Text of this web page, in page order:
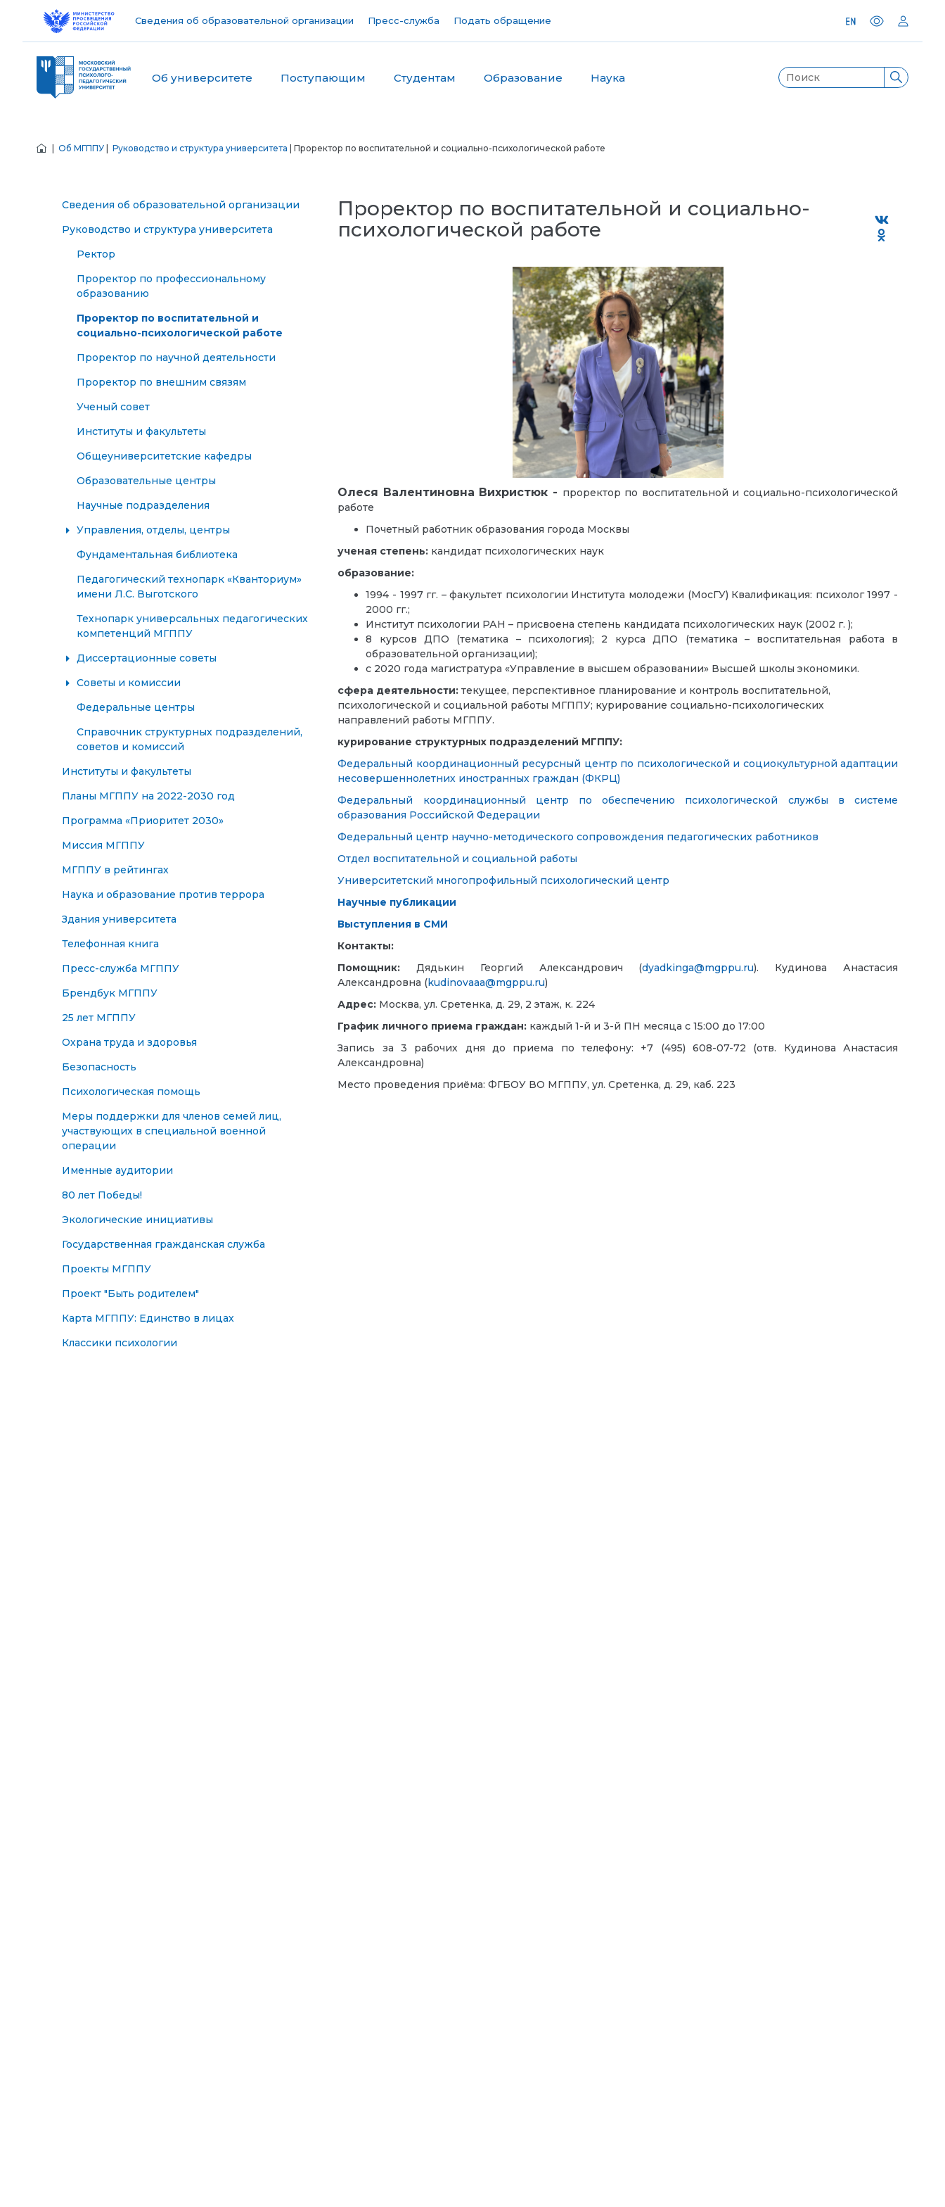
Сведения об образовательной организации Пресс-служба Подать обращение
Об университете Поступающим Студентам Образование Наука
Об МГППУ Руководство и структура университета | Проректор по воспитательной и социально-психологической работе
Проректор по воспитательной и социально-
психологической работе
Олеся Валентиновна Вихристюк - проректор по воспитательной и социально-психологической
работе
Почетный работник образования города Москвы
ученая степень: кандидат психологических наук
образование:
1994 - 1997 гг. – факультет психологии Института молодежи (МосГУ) Квалификация: психолог 1997 -
2000 гг.;
Институт психологии РАН – присвоена степень кандидата психологических наук (2002 г. );
8 курсов ДПО (тематика – психология); 2 курса ДПО (тематика – воспитательная работа в
образовательной организации);
с 2020 года магистратура «Управление в высшем образовании» Высшей школы экономики.
сфера деятельности:текущее, перспективное планирование и контроль воспитательной,
психологической и социальной работы МГППУ; курирование социально-психологических
направлений работы МГППУ.
курирование структурных подразделений МГППУ:
Федеральный координационный ресурсный центр по психологической и социокультурной адаптации
несовершеннолетних иностранных граждан (ФКРЦ)
Федеральный координационный центр по обеспечению психологической службы в системе
образования Российской Федерации
Федеральный центр научно-методического сопровождения педагогических работников
Отдел воспитательной и социальной работы
Университетский многопрофильный психологический центр
Научные публикации
Выступления в СМИ
Контакты:
Помощник:Дядькин Георгий Александрович (dyadkinga@mgppu.ru). Кудинова Анастасия
Александровна (kudinovaaa@mgppu.ru)
Адрес: Москва, ул. Сретенка, д. 29, 2 этаж, к. 224
График личного приема граждан: каждый 1-й и 3-й ПН месяца с 15:00 до 17:00
Запись за 3 рабочих дня до приема по телефону: +7 (495) 608-07-72 (отв. Кудинова Анастасия
Александровна)
Место проведения приёма:ФГБОУ ВО МГППУ, ул. Сретенка, д. 29, каб. 223
Сведения об образовательной организации
Руководство и структура университета
Ректор
Проректор по профессиональному
образованию
Проректор по воспитательной и
социально-психологической работе
Проректор по научной деятельности
Проректор по внешним связям
Ученый совет
Институты и факультеты
Общеуниверситетские кафедры
Образовательные центры
Научные подразделения
Управления, отделы, центры
Фундаментальная библиотека
Педагогический технопарк «Кванториум»
имени Л.С. Выготского
Технопарк универсальных педагогических
компетенций МГППУ
Диссертационные советы
Советы и комиссии
Федеральные центры
Справочник структурных подразделений,
советов и комиссий
Институты и факультеты
Планы МГППУ на 2022-2030 год
Программа «Приоритет 2030»
Миссия МГППУ
МГППУ в рейтингах
Наука и образование против террора
Здания университета
Телефонная книга
Пресс-служба МГППУ
Брендбук МГППУ
25 лет МГППУ
Охрана труда и здоровья
Безопасность
Психологическая помощь
Меры поддержки для членов семей лиц,
участвующих в специальной военной
операции
Именные аудитории
80 лет Победы!
Экологические инициативы
Государственная гражданская служба
Проекты МГППУ
Проект "Быть родителем"
Карта МГППУ: Единство в лицах
Классики психологии